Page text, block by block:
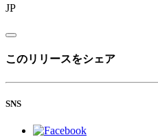
JP
このリリースをシェア
SNS